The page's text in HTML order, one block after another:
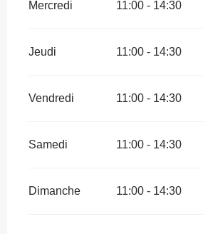
Mercredi 11:00 - 14:30
Jeudi 11:00 - 14:30
Vendredi 11:00 - 14:30
Samedi 11:00 - 14:30
Dimanche 11:00 - 14:30